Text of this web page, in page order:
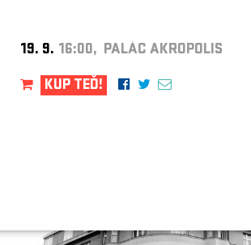
19. 9. 16:00, PALÁC AKROPOLIS
KUP TEĎ!